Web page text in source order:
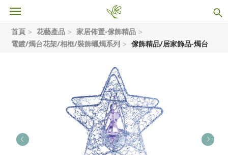
首頁 花藝產品
家居佈置-傢飾精品
電鍍/燭台花架/相框/裝飾蠟燭系列
傢飾精品/居家飾品-燭台